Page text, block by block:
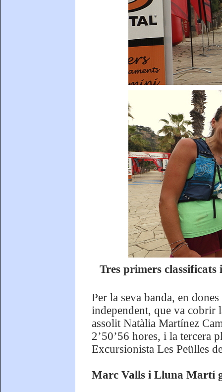
Tres primers classificats
Per la seva banda, en
independent, que va cobrir
assolit Natàlia Martínez
2’50’56 hores, i la tercera
Excursionista Les Peülles
Marc Valls i Lluna Martí